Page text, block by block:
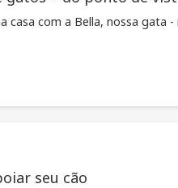
casa com a Bella, nossa
seu cão